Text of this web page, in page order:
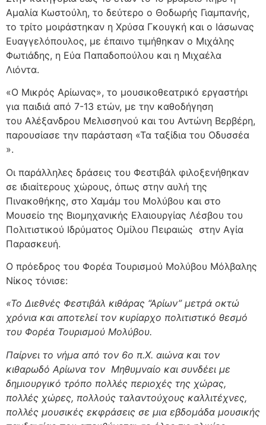
Αμαλία Κωστούλη, το δεύτερο ο Θοδωρής Γιαμπανής,
το τρίτο μοιράστηκαν η Χρύσα Γκουγκή και ο Ιάσωνας
Ευαγγελόπουλος, με έπαινο τιμήθηκαν ο Μιχάλης
Φωτιάδης, η Εύα Παπαδοπούλου και η Μιχαέλα
Λιόντα.
«Ο Μικρός Αρίωνας», το μουσικοθεατρικό εργαστήρι
για παιδιά από 7-13 ετών, με την καθοδήγηση
του Αλέξανδρου Μελισσηνού και του Αντώνη Βερβέρη,
παρουσίασε την παράσταση «Τα ταξίδια του Οδυσσέα
».
Οι παράλληλες δράσεις του Φεστιβάλ φιλοξενήθηκαν
σε ιδιαίτερους χώρους, όπως στην αυλή της
Πινακοθήκης, στο Χαμάμ του Μολύβου και στο
Μουσείο της Βιομηχανικής Ελαιουργίας Λέσβου του
Πολιτιστικού Ιδρύματος Ομίλου Πειραιώς στην Αγία
Παρασκευή.
Ο πρόεδρος του Φορέα Τουρισμού Μολύβου Μόλβαλης
Νίκος τόνισε:
«Το Διεθνές Φεστιβάλ κιθάρας “Αρίων” μετρά οκτώ
χρόνια και αποτελεί τον κυρίαρχο πολιτιστικό θεσμό
του Φορέα Τουρισμού Μολύβου.
Παίρνει το νήμα από τον 6ο π.Χ. αιώνα και τον
κιθαρωδό Αρίωνα τον Μηθυμναίο και συνδέει με
δημιουργικό τρόπο πολλές περιοχές της χώρας,
πολλές χώρες, πολλούς ταλαντούχους καλλιτέχνες,
πολλές μουσικές εκφράσεις σε μια εβδομάδα μουσικής